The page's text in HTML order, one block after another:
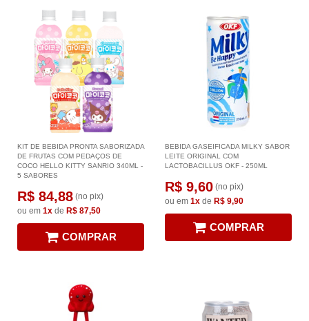
KIT DE BEBIDA PRONTA SABORIZADA
DE FRUTAS COM PEDAÇOS DE
COCO HELLO KITTY SANRIO 340ML -
5 SABORES
R$ 84,88 (no pix)
ou em 1x de R$ 87,50
COMPRAR
BEBIDA GASEIFICADA MILKY SABOR
LEITE ORIGINAL COM
LACTOBACILLUS OKF - 250ML
R$ 9,60 (no pix)
ou em 1x de R$ 9,90
COMPRAR